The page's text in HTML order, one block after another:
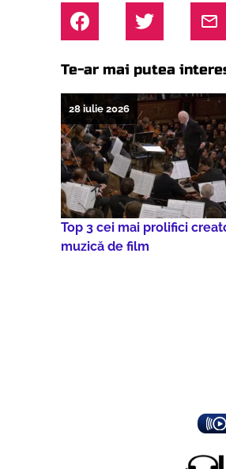
Te-ar mai putea
Top 3 cei mai prolifici
muzică de film
28 iulie 2026